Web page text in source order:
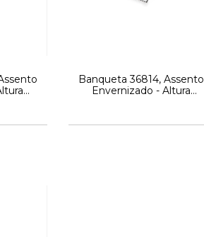
Banqueta 36814, Assento
Envernizado - Altura